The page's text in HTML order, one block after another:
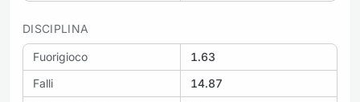
DISCIPLINA
Fuorigioco
1.63
Falli
14.87